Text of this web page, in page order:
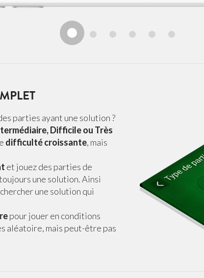
parties ayant une solution ?
Difficile ou Très
difficulté croissante, mais
et jouez des parties de
une solution. Ainsi
une solution qui
pour jouer en conditions
aléatoire, mais peut-être pas